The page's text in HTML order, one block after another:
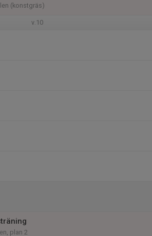
(konstgräs)
v.10
plan 2